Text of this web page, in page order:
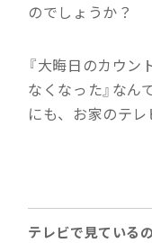
のでしょうか？
『大晦日のカウ
なくなった』なん
にも、お家のテ
テレビで見ている